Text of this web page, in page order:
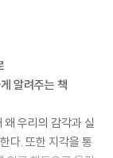
하는 웹사이트와 블
리의 PI는 지속적
에 그런 기사는 타
게로 바이러스처럼
는 질병관리본부가
는 잘못된 정보가
알려주는 책
우리의 감각과 실
다. 또한 지각을 통